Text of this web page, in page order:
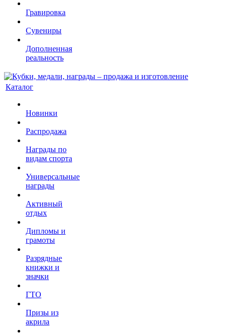
Гравировка
Сувениры
Дополненная
реальность
Каталог
Новинки
Распродажа
Награды по
видам спорта
Универсальные
награды
Активный
отдых
Дипломы и
грамоты
Разрядные
книжки и
значки
ГТО
Призы из
акрила